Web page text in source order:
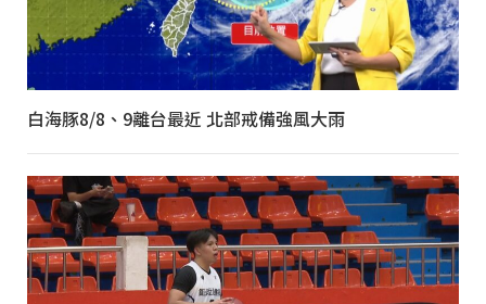
白海豚8/8、9離台最近 北部戒備強風大雨